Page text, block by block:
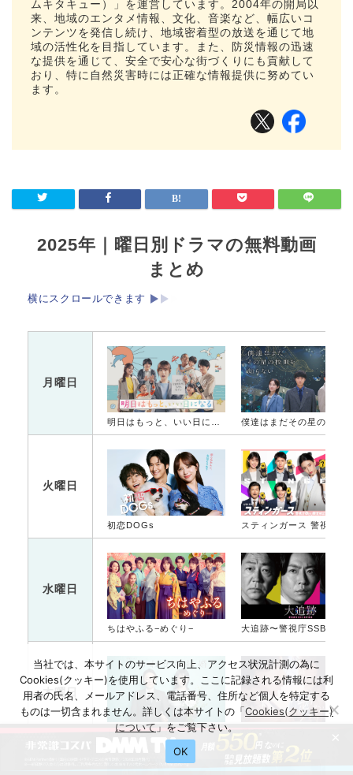
ムキタキュー）」を運営しています。2004年の開局以
来、地域のエンタメ情報、文化、音楽など、幅広いコ
ンテンツを発信し続け、地域密着型の放送を通じて地
域の活性化を目指しています。また、防災情報の迅速
な提供を通じて、安全で安心な街づくりにも貢献して
おり、特に自然災害時には正確な情報提供に努めてい
ます。
2025年｜曜日別ドラマの無料動画
まとめ
横にスクロールできます
月曜日
火曜日
初恋DOGs
水曜日
ちはやふる−めぐり−
木曜日
しあわせな結婚
当社では、本サイトのサービス向上、アクセス状況計測の為に
Cookies(クッキー)を使用しています。ここに記録される情報には利
用者の氏名、メールアドレス、電話番号、住所など個人を特定する
ものは一切含まれません。詳しくは本サイトの「Cookies(クッキー)
について 」をご覧下さい。
OK